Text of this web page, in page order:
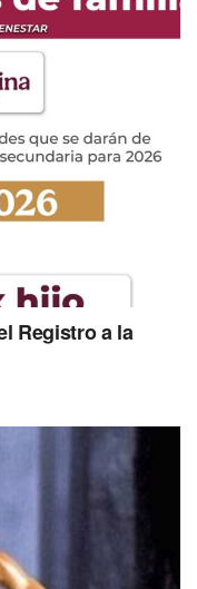
Registro a la